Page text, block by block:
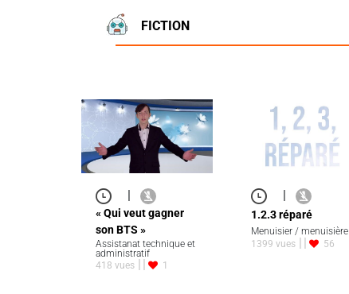
FICTION
« Qui veut gagner
son BTS »
Assistanat technique et
administratif
418 vues
1
1.2.3 réparé
Menuisier / menuisière
1399 vues
56